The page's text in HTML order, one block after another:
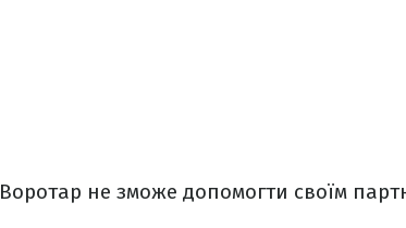
Воротар не зможе допомогти своїм